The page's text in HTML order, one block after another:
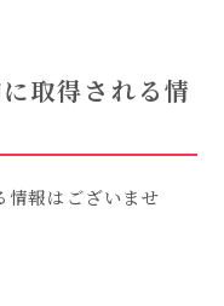
取得される情
情報はございませ